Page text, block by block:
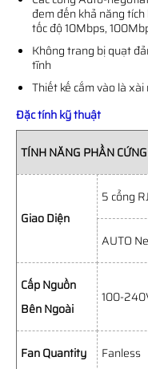
đem đến khả năng
tốc độ 10Mbps,
Không trang bị quạt
tĩnh
Thiết kế cắm vào là
Đặc tính kỹ thuật
TÍNH NĂNG PHẦN CỨNG
Giao Diện
5 cổng
AUTO
Cấp Nguồn
Bên Ngoài
100-
Fan Quantity Fanless